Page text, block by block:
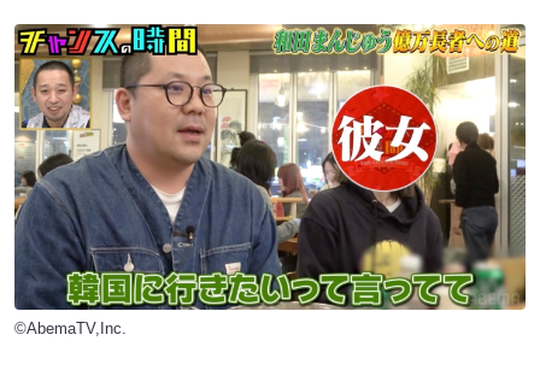
©AbemaTV,Inc.